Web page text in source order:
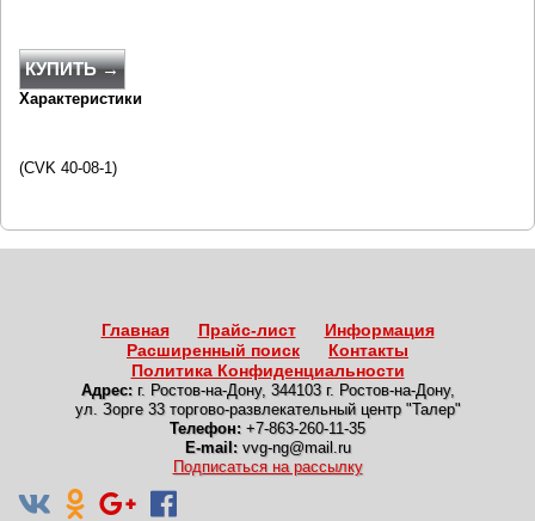
КУПИТЬ →
Характеристики
(CVK 40-08-1)
Главная Прайс-лист
Информация
Расширенный поиск
Контакты
Политика Конфиденциальности
Адрес: г. Ростов-на-Дону, 344103 г. Ростов-на-Дону,
ул. Зорге 33 торгово-развлекательный центр "Талер"
Телефон: +7-863-260-11-35
E-mail: vvg-ng@mail.ru
Подписаться на рассылку